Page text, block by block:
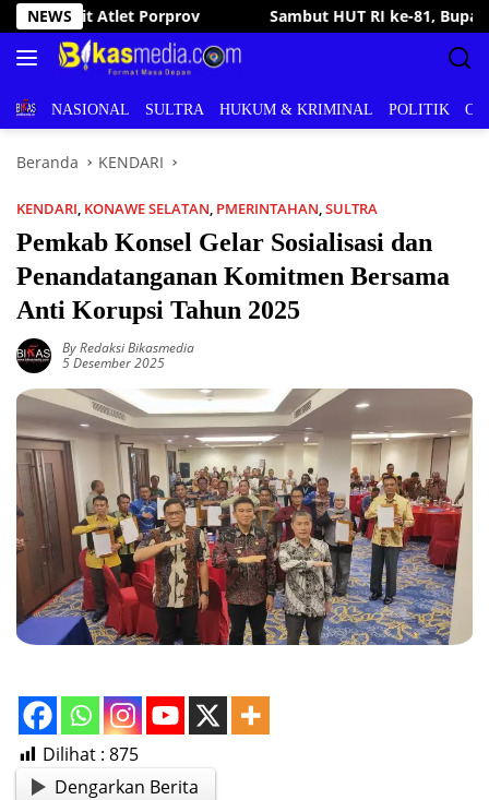
Langsung
ke
konten
NEWS
RI ke-81, Bupati Irham Kalenggo Buka Porseni Ranomeeto dan
BERITANASIONAL SULTRA HUKUM & KRIMINAL POLITIK
Beranda KENDARI
KENDARI, KONAWE SELATAN, PMERINTAHAN,SULTRA
Pemkab Konsel Gelar Sosialisasi dan
Penandatanganan Komitmen Bersama
Anti Korupsi Tahun 2025
By Redaksi Bikasmedia
5 Desember 2025
Dilihat : 875
Dengarkan Berita